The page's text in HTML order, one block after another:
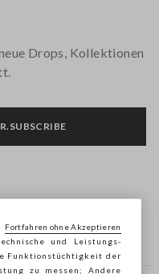
Drops, Kollektionen
und Leistungs-
Funktionstüchtigkeit der
zu messen; Andere
Fortfahren ohne Akzeptieren